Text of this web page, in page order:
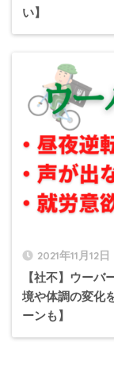
い】
2021年11月12日
【社不】ウーバ
境や体調の変化
ーンも】